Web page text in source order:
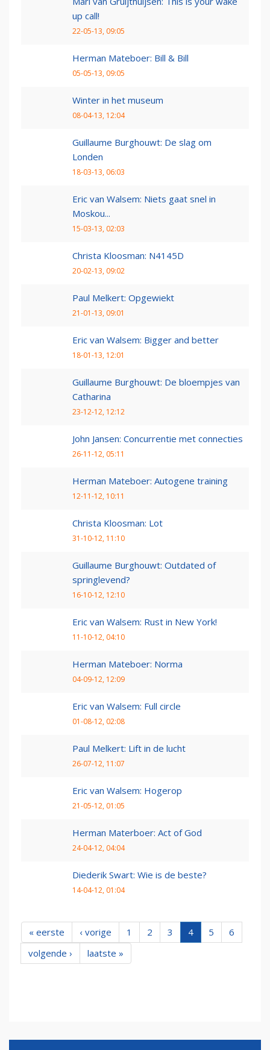
up call!
22-05-13, 09:05
Herman Mateboer: Bill & Bill
05-05-13, 09:05
Winter in het museum
08-04-13, 12:04
Guillaume Burghouwt: De slag om
Londen
18-03-13, 06:03
Eric van Walsem: Niets gaat snel in
Moskou...
15-03-13, 02:03
Christa Kloosman: N4145D
20-02-13, 09:02
Paul Melkert: Opgewiekt
21-01-13, 09:01
Eric van Walsem: Bigger and better
18-01-13, 12:01
Guillaume Burghouwt: De bloempjes van
Catharina
23-12-12, 12:12
John Jansen: Concurrentie met connecties
26-11-12, 05:11
Herman Mateboer: Autogene training
12-11-12, 10:11
Christa Kloosman: Lot
31-10-12, 11:10
Guillaume Burghouwt: Outdated of
springlevend?
16-10-12, 12:10
Eric van Walsem: Rust in New York!
11-10-12, 04:10
Herman Mateboer: Norma
04-09-12, 12:09
Eric van Walsem: Full circle
01-08-12, 02:08
Paul Melkert: Lift in de lucht
26-07-12, 11:07
Eric van Walsem: Hogerop
21-05-12, 01:05
Herman Materboer: Act of God
24-04-12, 04:04
Diederik Swart: Wie is de beste?
14-04-12, 01:04
« eerste ‹ vorige 1 2 3 4 5
6
volgende ›
laatste »